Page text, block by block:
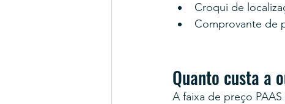
Croqui de
Comprovante de
Quanto custa a
A faixa de preço